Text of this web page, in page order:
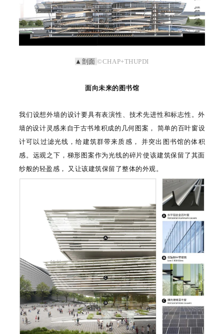
▲剖面©CHAP+THUPDI
面向未来的图书馆
我们设想外墙的设计要具有表演性、技术先进性和标志性。外
墙的设计灵感来自于古书堆积成的几何图案， 简单的百叶窗设
计可以过滤光线，给建筑群带来质感， 并突出图书馆的体积
感。远观之下，梯形图案作为光线的碎片使该建筑保留了其面
纱般的轻盈感， 又让该建筑保留了整体的外观。